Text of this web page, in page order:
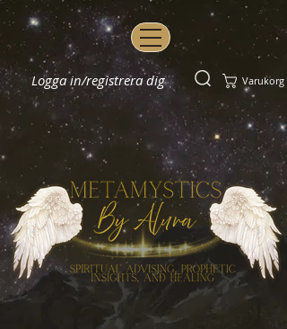
Logga in/registrera dig Varukorg